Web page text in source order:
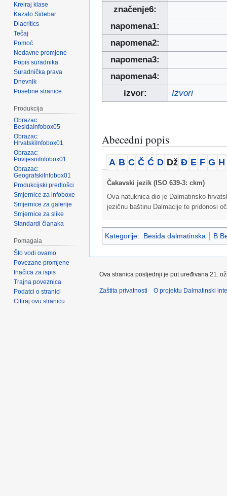
značenje6:
napomena1:
napomena2:
napomena3:
napomena4:
izvor:
Izvori
Abecedni popis
A B C Č Ć D Dž Đ E F G H
Čakavski jezik (ISO 639-3: ckm)
Ova natuknica dio je Dalmatinsko-
jezičnu baštinu Dalmacije te pridonosi
Kategorije: Besida dalmatinska B
Kreiraj klase
Kazalo Sidebar
Diacritics
Tečaj
Pomoć
Nedavne promjene
Popis suradnika
Suradnička prava
Dnevnik
Posebne stranice
Produkcija
Obrazac:
BesidaInfobox05
Obrazac:
HrvatskiInfobox01
Obrazac:
PovijesniInfobox01
Obrazac:
GeografskiInfobox01
Produkcijski predlošci
Smjernice za infoboxe
Smjernice za galerije
Smjernice za slike
Standardi članaka
Pomagala
Što vodi ovamo
Povezane promjene
Inačica za ispis
Trajna poveznica
Podatci o stranici
Citiraj ovu stranicu
Ova stranica posljednji je put uređivana 21.
Zaštita privatnosti O projektu Dalmatinski